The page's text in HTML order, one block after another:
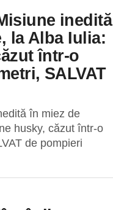
inedită
la Alba Iulia:
într-o
SALVAT
în miez de
husky, căzut într-o
de pompieri